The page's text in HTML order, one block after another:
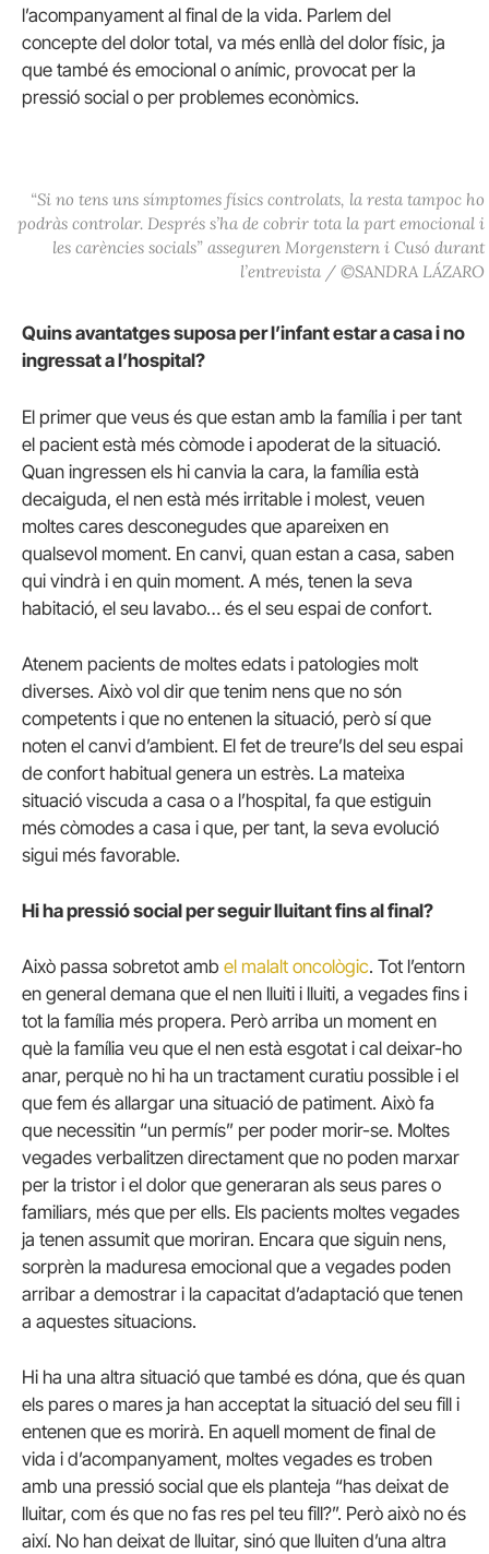
l’acompanyament al final de la vida. Parlem del
concepte del dolor total, va més enllà del dolor físic, ja
que també és emocional o anímic, provocat per la
pressió social o per problemes econòmics.
“Si no tens uns símptomes físics controlats, la resta tampoc ho
podràs controlar. Després s’ha de cobrir tota la part emocional i
les carències socials” asseguren Morgenstern i Cusó durant
l’entrevista / ©SANDRA LÁZARO
Quins avantatges suposa per l’infant estar a casa i no
ingressat a l’hospital?
El primer que veus és que estan amb la família i per tant
el pacient està més còmode i apoderat de la situació.
Quan ingressen els hi canvia la cara, la família està
decaiguda, el nen està més irritable i molest, veuen
moltes cares desconegudes que apareixen en
qualsevol moment. En canvi, quan estan a casa, saben
qui vindrà i en quin moment. A més, tenen la seva
habitació, el seu lavabo… és el seu espai de confort.
Atenem pacients de moltes edats i patologies molt
diverses. Això vol dir que tenim nens que no són
competents i que no entenen la situació, però sí que
noten el canvi d’ambient. El fet de treure’ls del seu espai
de confort habitual genera un estrès. La mateixa
situació viscuda a casa o a l’hospital, fa que estiguin
més còmodes a casa i que, per tant, la seva evolució
sigui més favorable.
Hi ha pressió social per seguir lluitant fins al final?
Això passa sobretot amb el malalt oncològic. Tot l’entorn
en general demana que el nen lluiti i lluiti, a vegades fins i
tot la família més propera. Però arriba un moment en
què la família veu que el nen està esgotat i cal deixar-ho
anar, perquè no hi ha un tractament curatiu possible i el
que fem és allargar una situació de patiment. Això fa
que necessitin “un permís” per poder morir-se. Moltes
vegades verbalitzen directament que no poden marxar
per la tristor i el dolor que generaran als seus pares o
familiars, més que per ells. Els pacients moltes vegades
ja tenen assumit que moriran. Encara que siguin nens,
sorprèn la maduresa emocional que a vegades poden
arribar a demostrar i la capacitat d’adaptació que tenen
a aquestes situacions.
Hi ha una altra situació que també es dóna, que és quan
els pares o mares ja han acceptat la situació del seu fill i
entenen que es morirà. En aquell moment de final de
vida i d’acompanyament, moltes vegades es troben
amb una pressió social que els planteja “has deixat de
lluitar, com és que no fas res pel teu fill?”. Però això no és
així. No han deixat de lluitar, sinó que lluiten d’una altra